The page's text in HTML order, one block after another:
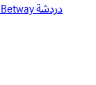
دردشة Betway المباشرة دعم فوري في قطر